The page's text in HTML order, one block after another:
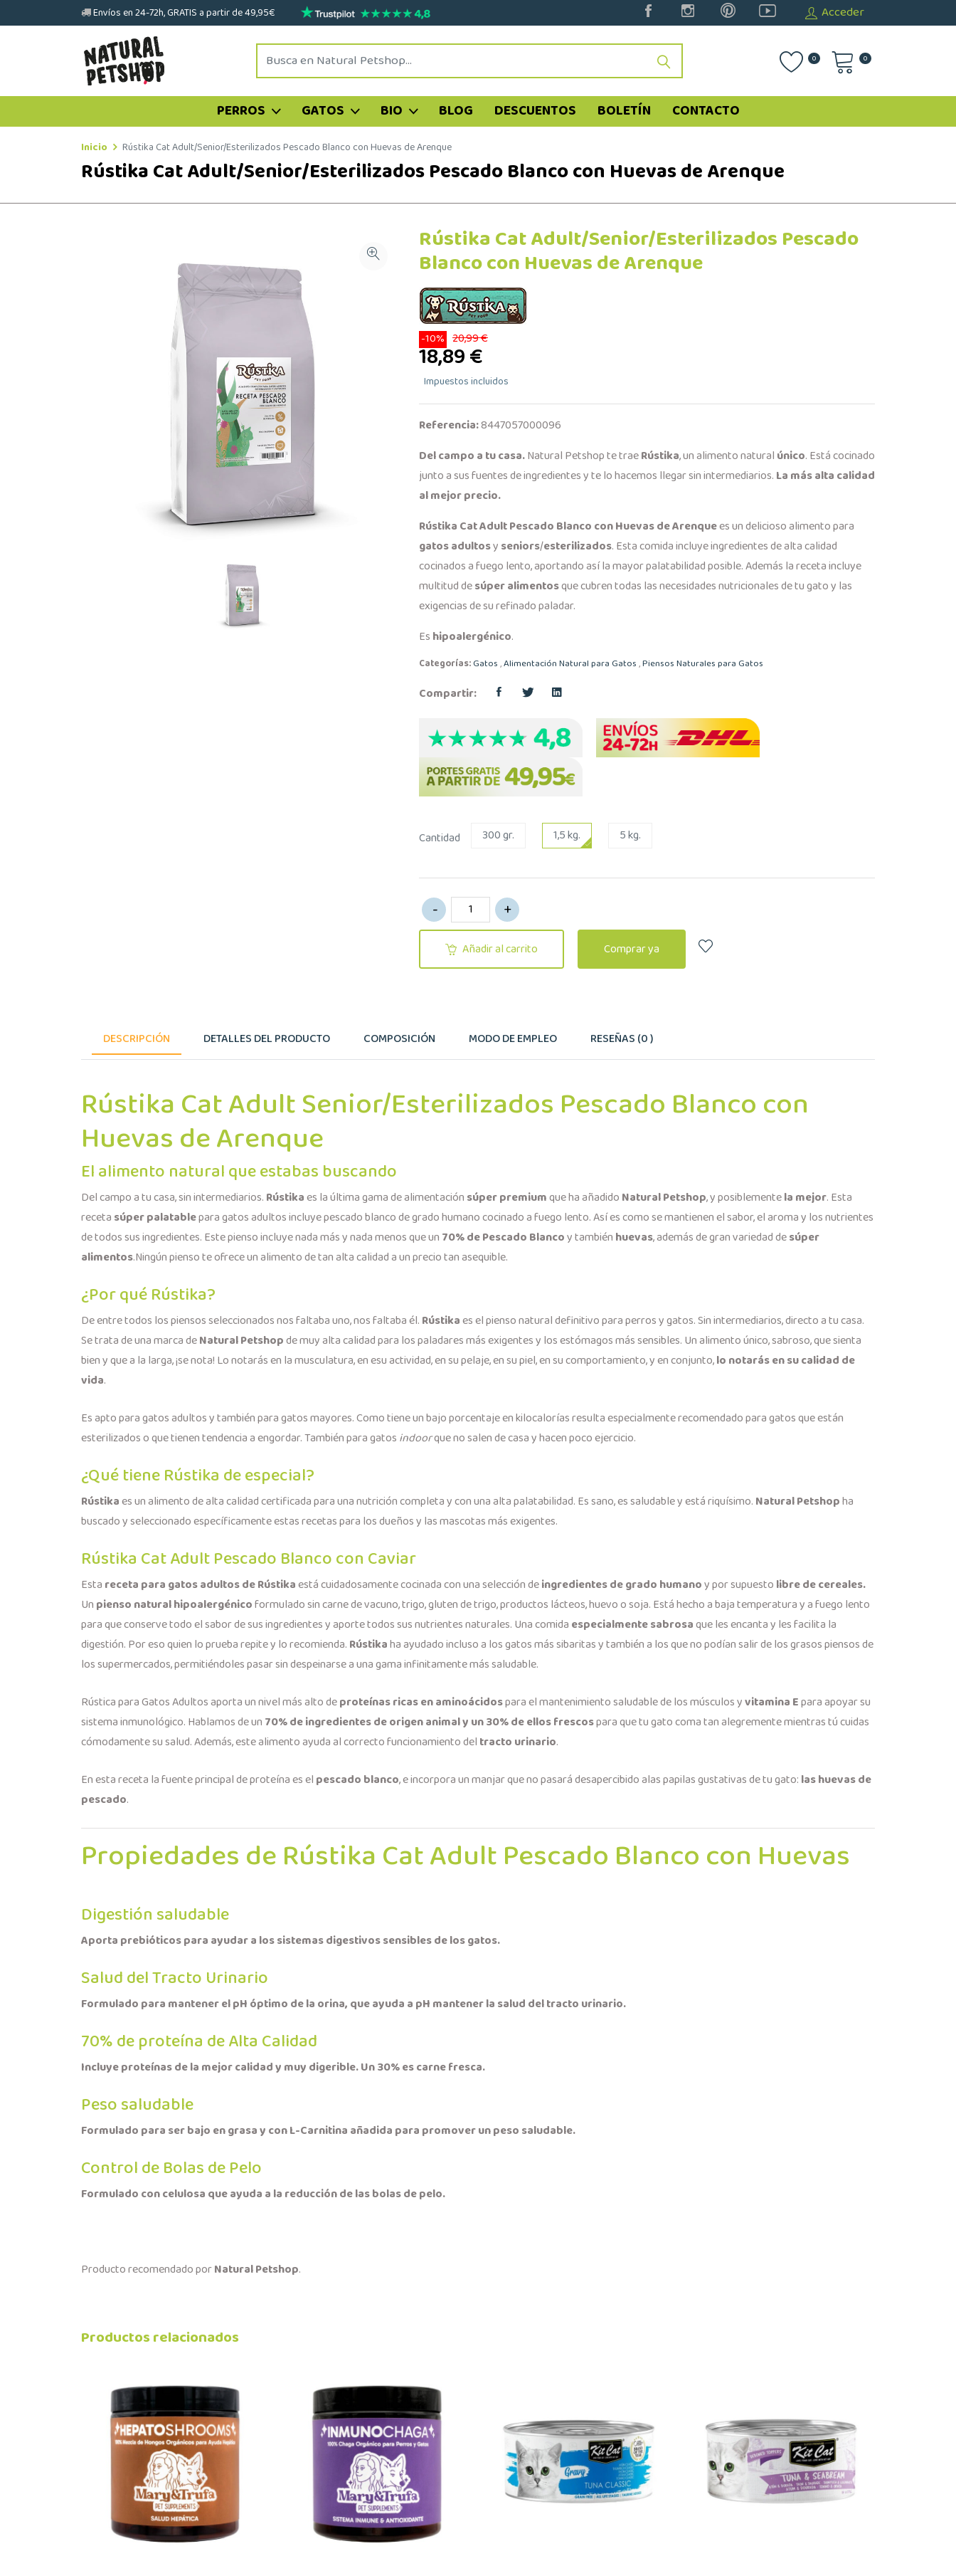
Envíos en 24-72h, GRATIS a partir de 49,95€ Acceder
0 0
PERROS GATOS BIO BLOG DESCUENTOS BOLETÍN CONTACTO
Inicio Rústika Cat Adult/Senior/Esterilizados Pescado Blanco con Huevas de Arenque
Rústika Cat Adult/Senior/Esterilizados Pescado Blanco con Huevas de Arenque
Rústika Cat Adult/Senior/Esterilizados Pescado
Blanco con Huevas de Arenque
-10% 20,99 €
18,89 €
Impuestos incluidos
Referencia:8447057000096
Del campo a tu casa.Natural Petshop te traeRústika, un alimento naturalúnico. Está cocinado
junto a sus fuentes de ingredientes y te lo hacemos llegar sin intermediarios.La más alta calidad
al mejor precio.
Rústika Cat Adult Pescado Blanco con Huevas de Arenquees un delicioso alimento para
gatos adultosyseniors/esterilizados. Esta comida incluye ingredientes de alta calidad
cocinados a fuego lento, aportando así la mayor palatabilidad posible. Además la receta incluye
multitud desúper alimentosque cubren todas las necesidades nutricionales de tu gato y las
exigencias de su refinado paladar.
Eshipoalergénico.
Categorías:Gatos,Alimentación Natural para Gatos,Piensos Naturales para Gatos
Compartir:
Cantidad 300 gr. 1,5 kg. 5 kg.
Añadir al carrito Comprar ya
DESCRIPCIÓN DETALLES DEL PRODUCTO COMPOSICIÓN MODO DE EMPLEO RESEÑAS (0 )
Rústika Cat Adult Senior/Esterilizados Pescado Blanco con
Huevas de Arenque
El alimento natural que estabas buscando
Del campo a tu casa, sin intermediarios.Rústikaes la última gama de alimentaciónsúper premiumque ha añadidoNatural Petshop, y posiblementela mejor. Esta
recetasúper palatablepara gatos adultos incluye pescado blanco de grado humano cocinado a fuego lento. Así es como se mantienen el sabor, el aroma y los nutrientes
de todos sus ingredientes. Este pienso incluye nada más y nada menos que un70% de Pescado Blancoy tambiénhuevas, además de gran variedad desúper
alimentos.Ningún pienso te ofrece un alimento de tan alta calidad a un precio tan asequible.
¿Por qué Rústika?
De entre todos los piensos seleccionados nos faltaba uno, nos faltaba él.Rústikaes el pienso natural definitivo para perros y gatos. Sin intermediarios, directo a tu casa.
Se trata de una marca deNatural Petshopde muy alta calidad para los paladares más exigentes y los estómagos más sensibles. Un alimento único, sabroso, que sienta
bien y que a la larga, ¡se nota! Lo notarás en la musculatura, en esu actividad, en su pelaje, en su piel, en su comportamiento, y en conjunto,lo notarás en su calidad de
vida.
Es apto para gatos adultos y también para gatos mayores. Como tiene un bajo porcentaje en kilocalorías resulta especialmente recomendado para gatos que están
esterilizados o que tienen tendencia a engordar. También para gatosindoorque no salen de casa y hacen poco ejercicio.
¿Qué tiene Rústika de especial?
Rústikaes un alimento de alta calidad certificada para una nutrición completa y con una alta palatabilidad. Es sano, es saludable y está riquísimo.Natural Petshopha
buscado y seleccionado específicamente estas recetas para los dueños y las mascotas más exigentes.
Rústika Cat Adult Pescado Blanco con Caviar
Estareceta para gatos adultos de Rústikaestá cuidadosamente cocinada con una selección deingredientes de grado humanoy por supuestolibre de cereales.
Unpienso natural hipoalergénicoformulado sin carne de vacuno, trigo, gluten de trigo, productos lácteos, huevo o soja. Está hecho a baja temperatura y a fuego lento
para que conserve todo el sabor de sus ingredientes y aporte todos sus nutrientes naturales. Una comidaespecialmente sabrosaque les encanta y les facilita la
digestión. Por eso quien lo prueba repite y lo recomienda.Rústikaha ayudado incluso a los gatos más sibaritas y también a los que no podían salir de los grasos piensos de
los supermercados, permitiéndoles pasar sin despeinarse a una gama infinitamente más saludable.
Rústica para Gatos Adultos aporta un nivel más alto deproteínas ricas en aminoácidospara el mantenimiento saludable de los músculos yvitamina Epara apoyar su
sistema inmunológico. Hablamos de un70% de ingredientes de origen animal y un 30% de ellos frescospara que tu gato coma tan alegremente mientras tú cuidas
cómodamente su salud. Además, este alimento ayuda al correcto funcionamiento deltracto urinario.
En esta receta la fuente principal de proteína es elpescado blanco, e incorpora un manjar que no pasará desapercibido alas papilas gustativas de tu gato:las huevas de
pescado.
Propiedades de Rústika Cat Adult Pescado Blanco con Huevas
Digestión saludable
Aporta prebióticos para ayudar a los sistemas digestivos sensibles de los gatos.
Salud del Tracto Urinario
Formulado para mantener el pH óptimo de la orina, que ayuda a pH mantener la salud del tracto urinario.
70% de proteína de Alta Calidad
Incluye proteínas de la mejor calidad y muy digerible. Un 30% es carne fresca.
Peso saludable
Formulado para ser bajo en grasa y con L-Carnitina añadida para promover un peso saludable.
Control de Bolas de Pelo
Formulado con celulosa que ayuda a la reducción de las bolas de pelo.
Producto recomendado porNatural Petshop.
Productos relacionados